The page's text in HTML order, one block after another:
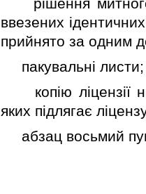
ввезених
прийнято за одним
пакувальнi листи;
копiю лiцензiї на
яких пiдлягає
абзац восьмий